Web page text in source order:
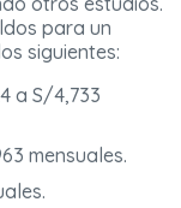
para un
siguientes:
a S/4,733
mensuales.